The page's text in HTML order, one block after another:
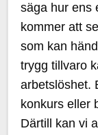
säga hur ens
kommer att
som kan
trygg tillvaro
arbetslöshet.
konkurs eller
Därtill kan vi